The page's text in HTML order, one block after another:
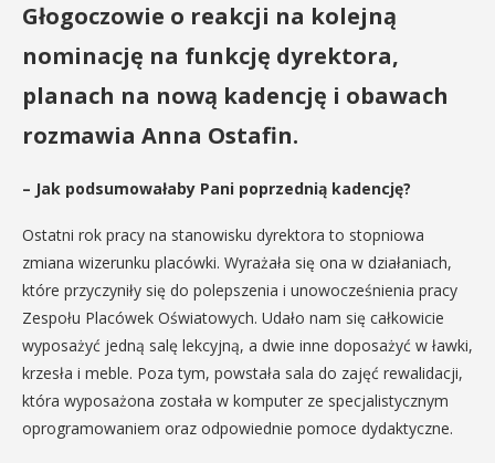
Głogoczowie o reakcji na kolejną
nominację na funkcję dyrektora,
planach na nową kadencję i obawach
rozmawia Anna Ostafin.
– Jak podsumowałaby Pani poprzednią kadencję?
Ostatni rok pracy na stanowisku dyrektora to stopniowa
zmiana wizerunku placówki. Wyrażała się ona w działaniach,
które przyczyniły się do polepszenia i unowocześnienia pracy
Zespołu Placówek Oświatowych. Udało nam się całkowicie
wyposażyć jedną salę lekcyjną, a dwie inne doposażyć w ławki,
krzesła i meble. Poza tym, powstała sala do zajęć rewalidacji,
która wyposażona została w komputer ze specjalistycznym
oprogramowaniem oraz odpowiednie pomoce dydaktyczne.